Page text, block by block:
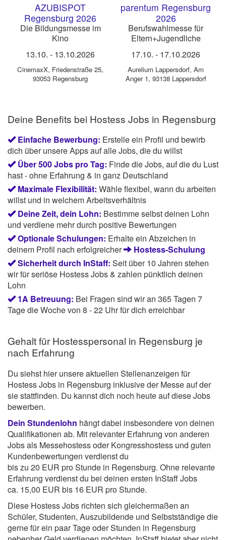
AZUBISPOT
Regensburg 2026
Die Bildungsmesse im
Kino
13.10. - 13.10.2026
CinemaxX, Friedenstraße 25,
93053 Regensburg
parentum Regensburg
2026
Berufswahlmesse für
Eltern+Jugendliche
17.10. - 17.10.2026
Aurelium Lappersdorf, Am
Anger 1, 93138 Lappersdorf
Deine Benefits bei Hostess Jobs in Regensburg
Einfache Bewerbung: Erstelle ein Profil und bewirb
dich über unsere Apps auf alle Jobs, die du willst
Über 500 Jobs pro Tag: Finde die Jobs, auf die du Lust
hast - ohne Erfahrung & in ganz Deutschland
Maximale Flexibilität: Wähle flexibel, wann du arbeiten
willst und in welchem Arbeitsverhältnis
Deine Zeit, dein Lohn: Bestimme selbst deinen Lohn
und verdiene mehr durch positive Bewertungen
Optionale Schulungen: Erhalte ein Abzeichen in
deinem Profil nach erfolgreicher
Hostess-Schulung
Sicherheit durch InStaff: Seit über 10 Jahren stehen
wir für seriöse Hostess Jobs & zahlen pünktlich deinen
Lohn
1A Betreuung: Bei Fragen sind wir an 365 Tagen 7
Tage die Woche von 8 - 22 Uhr für dich erreichbar
Gehalt für Hostesspersonal in Regensburg je
nach Erfahrung
Du siehst hier unsere aktuellen Stellenanzeigen für
Hostess Jobs in Regensburg inklusive der Messe auf der
sie stattfinden. Du kannst dich noch heute auf diese Jobs
bewerben.
Dein Stundenlohn hängt dabei insbesondere von deinen
Qualifikationen ab. Mit relevanter Erfahrung von anderen
Jobs als Messehostess oder Kongresshostess und guten
Kundenbewertungen verdienst du
bis zu 20 EUR pro Stunde in Regensburg. Ohne relevante
Erfahrung verdienst du bei deinen ersten InStaff Jobs
ca. 15,00 EUR bis 16 EUR pro Stunde.
Diese Hostess Jobs richten sich gleichermaßen an
Schüler, Studenten, Auszubildende und Selbstständige die
gerne für ein paar Tage oder Stunden in Regensburg